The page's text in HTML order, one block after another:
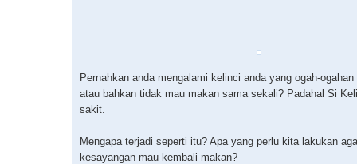
Pernahkan anda mengalami kelinci anda yang ogah-
atau bahkan tidak mau makan sama sekali? Padahal Si
sakit.
Mengapa terjadi seperti itu? Apa yang perlu kita lakukan
kesayangan mau kembali makan?